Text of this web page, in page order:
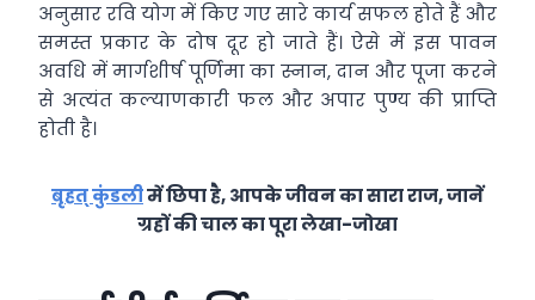
अनुसार रवि योग में किए गए सारे कार्य सफल होते हैं और
समस्त प्रकार के दोष दूर हो जाते हैं। ऐसे में इस पावन
अवधि में मार्गशीर्ष पूर्णिमा का स्नान, दान और पूजा करने
से अत्यंत कल्याणकारी फल और अपार पुण्य की प्राप्ति
होती है।
बृहत् कुंडलीमें छिपा है, आपके जीवन का सारा राज, जानें
ग्रहों की चाल का पूरा लेखा-जोखा